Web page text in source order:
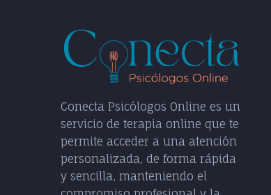
Conecta Psicólogos Online es un
servicio de terapia online que te
permite acceder a una atención
personalizada, de forma rápida
y sencilla, manteniendo el